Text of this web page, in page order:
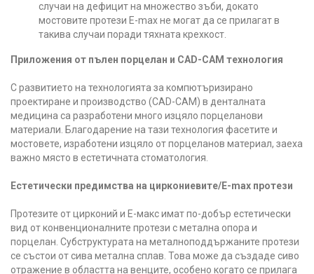
случаи на дефицит на множество зъби, докато
мостовите протези E-max не могат да се прилагат в
такива случаи поради тяхната крехкост.
Приложения от пълен порцелан и CAD-CAM технология
С развитието на технологията за компютъризирано
проектиране и производство (CAD-CAM) в денталната
медицина са разработени много изцяло порцеланови
материали. Благодарение на тази технология фасетите и
мостовете, изработени изцяло от порцеланов материал, заеха
важно място в естетичната стоматология.
Естетически предимства на циркониевите/Е-max протези
Протезите от цирконий и Е-макс имат по-добър естетически
вид от конвенционалните протези с метална опора и
порцелан. Субструктурата на металноподдържаните протези
се състои от сива метална сплав. Това може да създаде сиво
отражение в областта на венците, особено когато се прилага